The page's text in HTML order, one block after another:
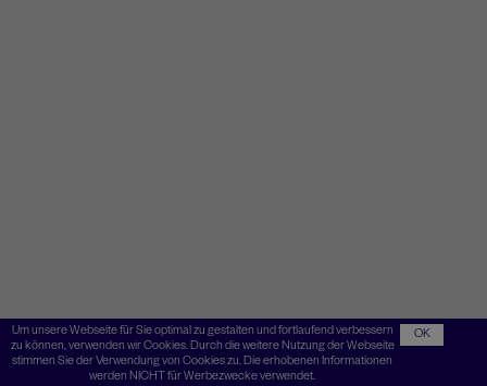
Um unsere Webseite für Sie optimal zu gestalten und fortlaufend verbessern
zu können, verwenden wir Cookies. Durch die weitere Nutzung der Webseite
stimmen Sie der Verwendung von Cookies zu. Die erhobenen Informationen
werden NICHT für Werbezwecke verwendet.
OK